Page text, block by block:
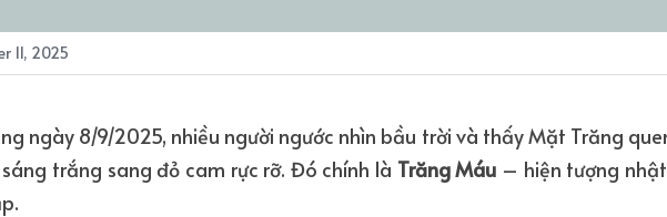
11, 2025
ngày 8/9/2025, nhiều người ngước nhìn bầu trời và thấy Mặt Trăng
trắng sang đỏ cam rực rỡ. Đó chính là Trăng Máu – hiện tượng